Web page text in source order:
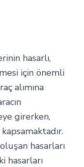
hasarlı,
için önemli
alımına
girerken,
kapsamaktadır.
hasarları
hasarları